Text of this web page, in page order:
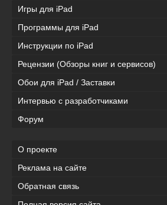
Игры для iPad
Программы для iPad
Инструкции по iPad
Рецензии (Обзоры книг и сервисов)
Обои для iPad / Заставки
Интервью с разработчиками
Форум
О проекте
Реклама на сайте
Обратная связь